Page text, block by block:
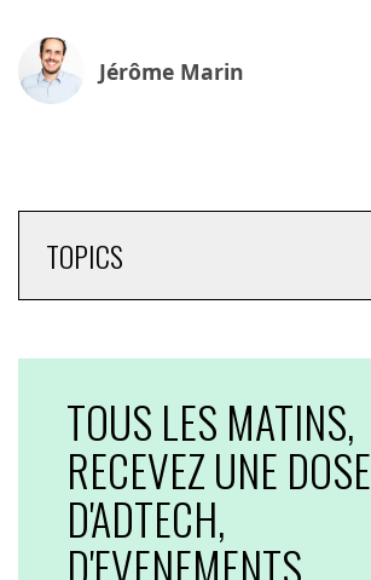
Jérôme Marin
TOPICS
TOUS LES MATINS,
RECEVEZ UNE DOSE
D'ADTECH,
D'EVENEMENTS,